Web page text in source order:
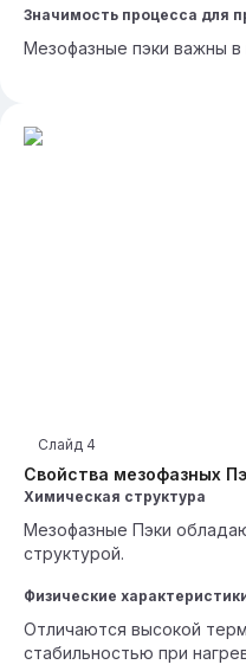
Значимость процесса для
Мезофазные пэки важны
Свойства мезофазных
Слайд 4
Химическая структура
Мезофазные Пэки
структурой.
Физические
Отличаются высокой
стабильностью при